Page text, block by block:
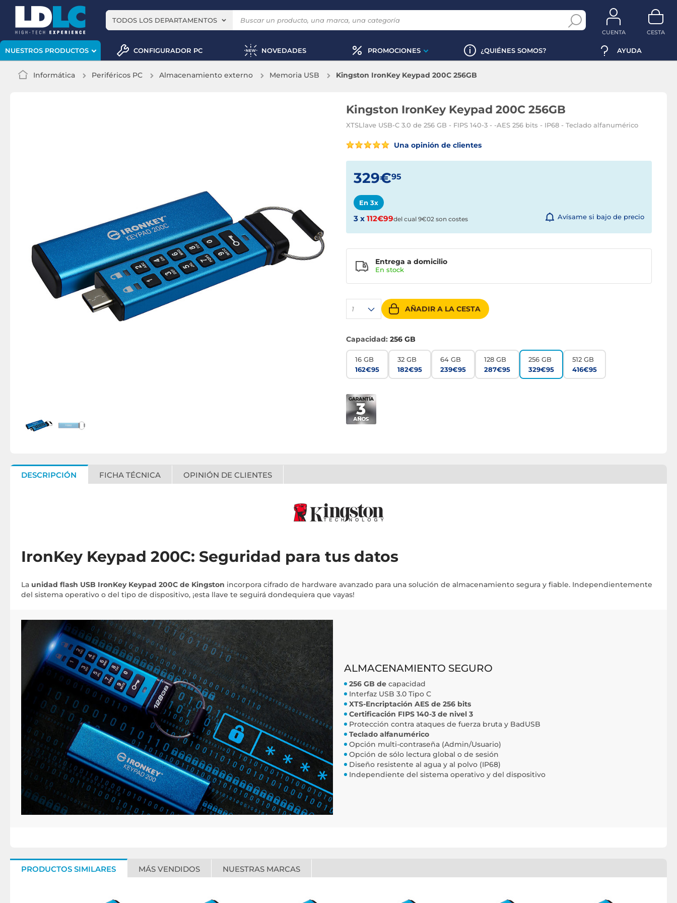
TODOS LOS DEPARTAMENTOS
CUENTA CESTA
NUESTROS PRODUCTOS CONFIGURADOR PC NOVEDADES PROMOCIONES ¿QUIÉNES SOMOS? AYUDA
Informática Periféricos PC Almacenamiento externo Memoria USB Kingston IronKey Keypad 200C 256GB
Kingston IronKey Keypad 200C 256GB
XTSLlave USB-C 3.0 de 256 GB - FIPS 140-3 - -AES 256 bits - IP68 - Teclado alfanumérico
Una opinión de clientes
329€95
En 3x
3 x 112€99del cual 9€02 son costes Avísame si bajo de precio
1 AÑADIR A LA CESTA
Entrega a domicilio
En stock
Capacidad: 256 GB
16 GB
162€95
32 GB
182€95
64 GB
239€95
128 GB
287€95
256 GB
329€95
512 GB
416€95
DESCRIPCIÓN FICHA TÉCNICA OPINIÓN DE CLIENTES
IronKey Keypad 200C: Seguridad para tus datos
La unidad flash USB IronKey Keypad 200C de Kingston incorpora cifrado de hardware avanzado para una solución de almacenamiento segura y fiable. Independientemente
del sistema operativo o del tipo de dispositivo, ¡esta llave te seguirá dondequiera que vayas!
ALMACENAMIENTO SEGURO
256 GB de capacidad
Interfaz USB 3.0 Tipo C
XTS-Encriptación AES de 256 bits
Certificación FIPS 140-3 de nivel 3
Protección contra ataques de fuerza bruta y BadUSB
Teclado alfanumérico
Opción multi-contraseña (Admin/Usuario)
Opción de sólo lectura global o de sesión
Diseño resistente al agua y al polvo (IP68)
Independiente del sistema operativo y del dispositivo
PRODUCTOS SIMILARES MÁS VENDIDOS NUESTRAS MARCAS